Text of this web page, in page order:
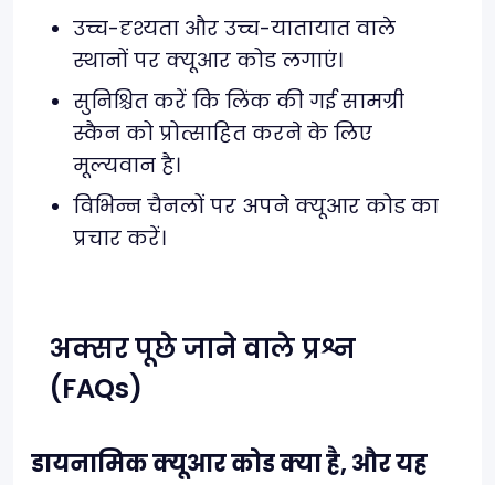
उच्च-दृश्यता और उच्च-यातायात वाले
स्थानों पर क्यूआर कोड लगाएं।
सुनिश्चित करें कि लिंक की गई सामग्री
स्कैन को प्रोत्साहित करने के लिए
मूल्यवान है।
विभिन्न चैनलों पर अपने क्यूआर कोड का
प्रचार करें।
अक्सर पूछे जाने वाले प्रश्न
(FAQs)
डायनामिक क्यूआर कोड क्या है, और यह